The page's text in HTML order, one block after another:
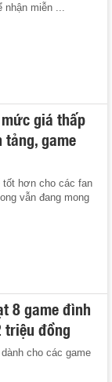
miễn ...
giá thấp
game
tốt hơn cho các fan
vẫn đang mong
8 game đình
triệu đồng
cho các game